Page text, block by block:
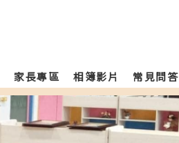
家長專區 相簿影片 常見問答